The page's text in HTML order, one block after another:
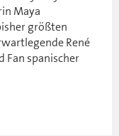
Maya
größten
René
Fan spanischer